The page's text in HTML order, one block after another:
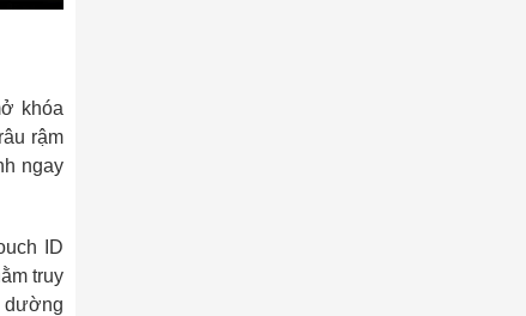
khóa
rậm
ngay
ID
truy
dường